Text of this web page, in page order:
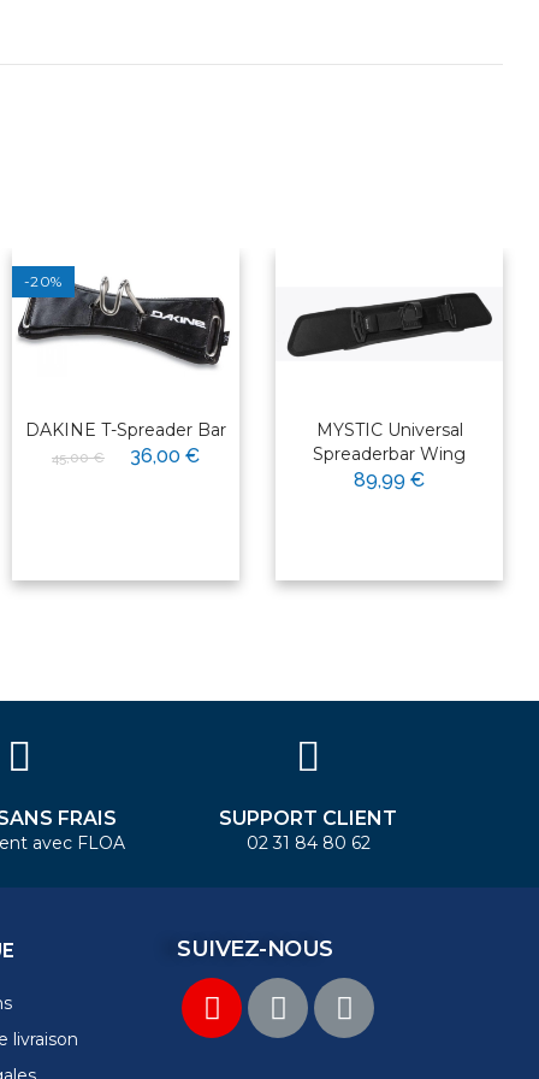
-20%
DAKINE T-Spreader Bar
45,00 € 36,00 €
MYSTIC Universal
Spreaderbar Wing
89,99 €
FRAIS
avec FLOA
SUPPORT CLIENT
02 31 84 80 62
livraison
SUIVEZ-NOUS